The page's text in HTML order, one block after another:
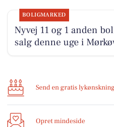
BOLIGMARKED
Nyvej 11 og 1 anden
salg denne uge i
Send en gratis
Opret mindeside